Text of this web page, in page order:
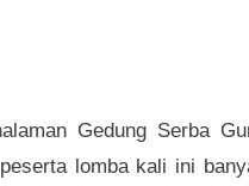
Gedung Serba
lomba kali ini